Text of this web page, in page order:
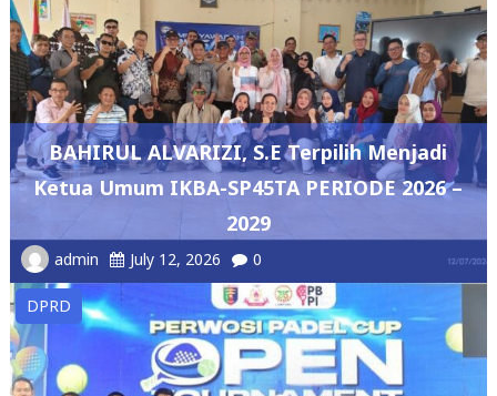
BAHIRUL ALVARIZI, S.E Terpilih Menjadi
Ketua Umum IKBA-SP45TA PERIODE 2026 –
2029
admin July 12, 2026 0
DPRD